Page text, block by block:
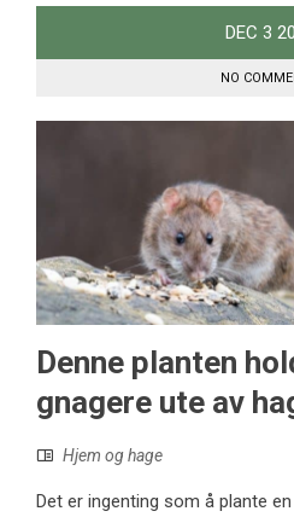
DEC 3
NO
Denne planten
gnagere ute av
Hjem og hage
Det er ingenting som å plante